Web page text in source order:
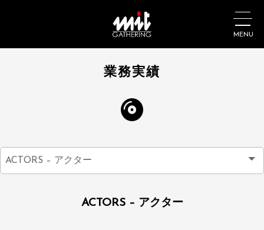
MENU
業務実績
ACTORS – アクター